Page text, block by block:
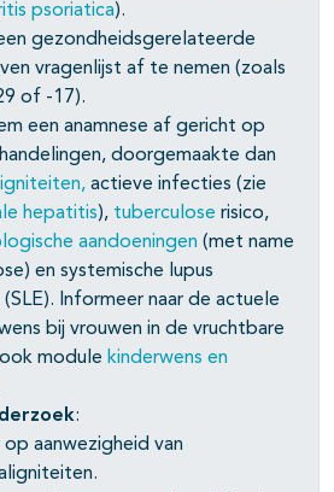
psoriatica).
gezondheidsgerelateerde
vragenlijst af te nemen (zoals
of -17).
een anamnese af gericht op
doorgemaakte dan
actieve infecties (zie
hepatitis), tuberculose risico,
aandoeningen (met name
en systemische lupus
Informeer naar de actuele
bij vrouwen in de vruchtbare
module kinderwens en
:
aanwezigheid van